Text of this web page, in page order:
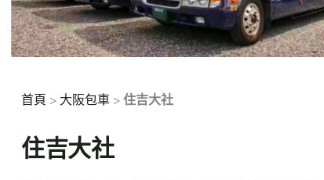
首頁 > 大阪包車 > 住吉大社
住吉大社